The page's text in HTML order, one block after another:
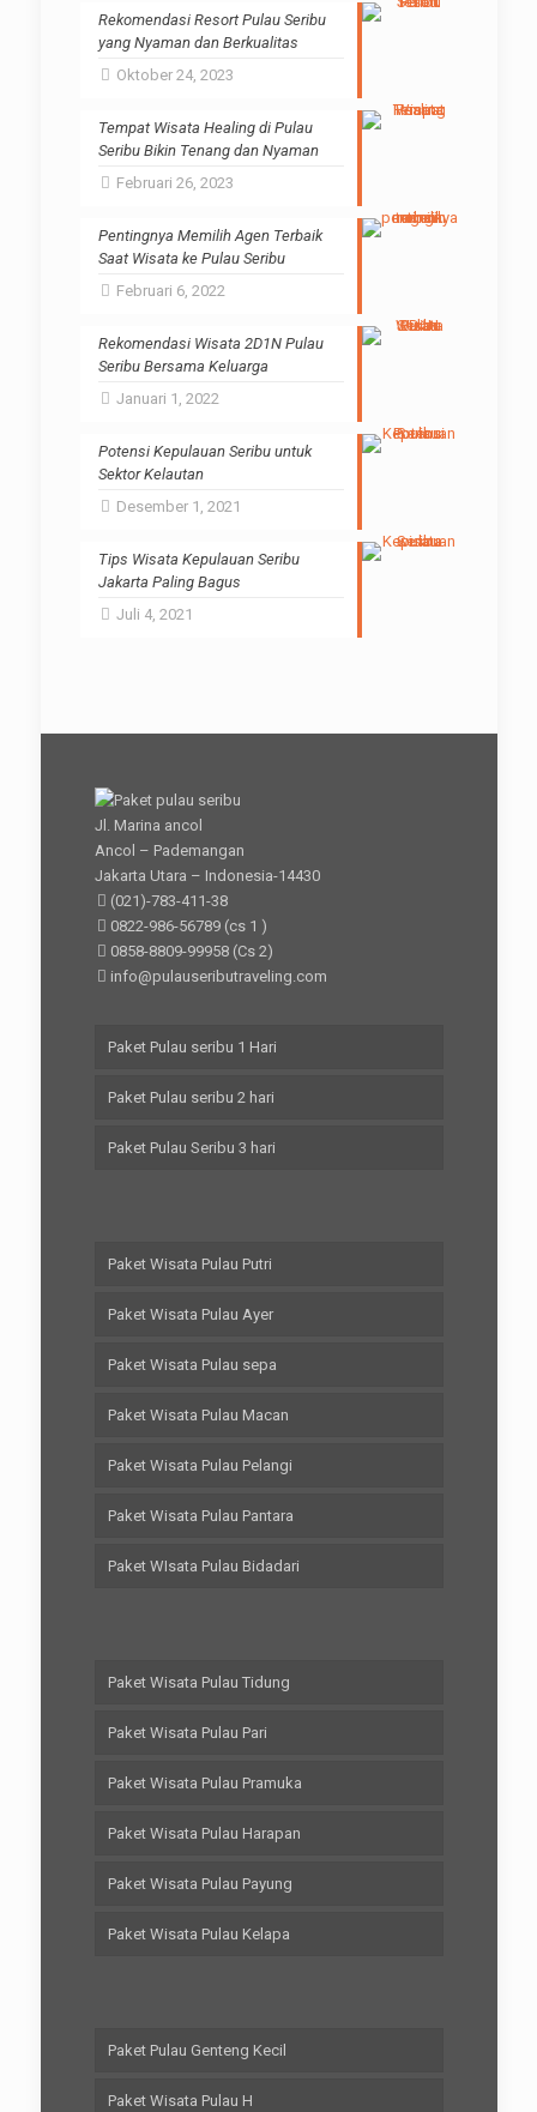
Rekomendasi Resort Pulau Seribu
yang Nyaman dan Berkualitas
Oktober 24, 2023
Tempat Wisata Healing di Pulau
Seribu Bikin Tenang dan Nyaman
Februari 26, 2023
Pentingnya Memilih Agen Terbaik
Saat Wisata ke Pulau Seribu
Februari 6, 2022
Rekomendasi Wisata 2D1N Pulau
Seribu Bersama Keluarga
Januari 1, 2022
Potensi Kepulauan Seribu untuk
Sektor Kelautan
Desember 1, 2021
Tips Wisata Kepulauan Seribu
Jakarta Paling Bagus
Juli 4, 2021
Jl. Marina ancol
Ancol – Pademangan
Jakarta Utara – Indonesia-14430
(021)-783-411-38
0822-986-56789(cs 1 )
0858-8809-99958(Cs 2)
info@pulauseributraveling.com
Paket Pulau seribu 1 Hari
Paket Pulau seribu 2 hari
Paket Pulau Seribu 3 hari
Paket Wisata Pulau Putri
Paket Wisata Pulau Ayer
Paket Wisata Pulau sepa
Paket Wisata Pulau Macan
Paket Wisata Pulau Pelangi
Paket Wisata Pulau Pantara
Paket WIsata Pulau Bidadari
Paket Wisata Pulau Tidung
Paket Wisata Pulau Pari
Paket Wisata Pulau Pramuka
Paket Wisata Pulau Harapan
Paket Wisata Pulau Payung
Paket Wisata Pulau Kelapa
Paket Pulau Genteng Kecil
Paket Wisata Pulau H